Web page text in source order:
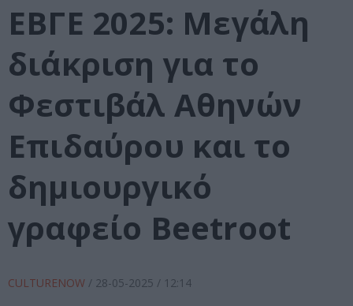
ΕΒΓΕ 2025: Μεγάλη
διάκριση για το
Φεστιβάλ Αθηνών
Επιδαύρου και το
δημιουργικό
γραφείο Beetroot
CULTURENOW / 28-05-2025 / 12:14